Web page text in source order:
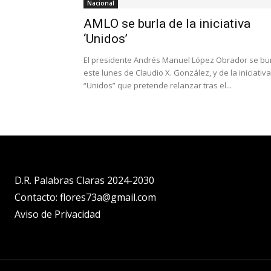
Nacional
AMLO se burla de la iniciativa
‘Unidos’
El presidente Andrés Manuel López Obrador se
este lunes de Claudio X. González, y de la iniciativa
“Unidos” que pretende relanzar tras el...
D.R. Palabras Claras 2024-2030
Contacto: flores73a@gmail.com
Aviso de Privacidad